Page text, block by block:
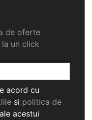
de oferte
un click
acord cu
si politica de
ale acestui